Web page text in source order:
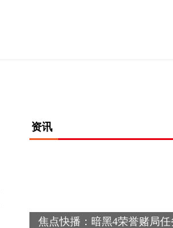
资讯
焦点快播：暗黑4荣誉赌局